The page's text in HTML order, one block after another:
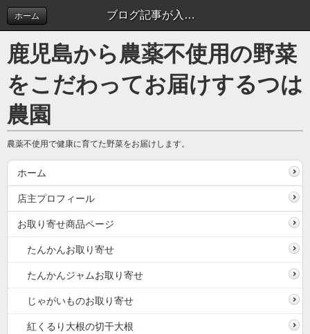
ブログ記事が入ります。 | ブログ
ホーム
鹿児島から農薬不使用の野菜
をこだわってお届けするつは
農園
農薬不使用で健康に育てた野菜をお届けします。
ホーム
店主プロフィール
お取り寄せ商品ページ
たんかんお取り寄せ
たんかんジャムお取り寄せ
じゃがいものお取り寄せ
紅くるり大根の切干大根